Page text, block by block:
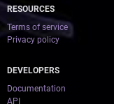
RESOURCES
Terms of service
Privacy policy
DEVELOPERS
Documentation
API